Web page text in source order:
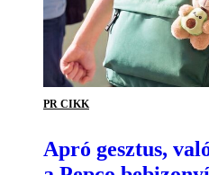
PR CIKK
Apró gesztus,